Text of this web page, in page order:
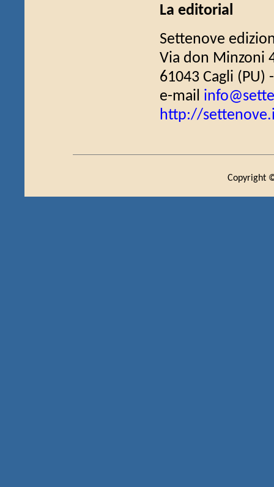
La editorial
Settenove
Via don Minzoni
61043 Cagli (PU)
e-mail
http://
Copyright